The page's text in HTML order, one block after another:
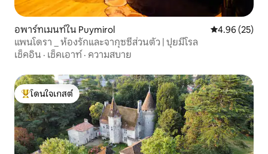
อพาร์ทเมนท์ใน Puymirol คะแนนเฉลี่ย
4.96 (25)
แพนโดรา _ ห้องรักและจากุซซี่ส่วนตัว | ปุยมีโรล
เช็คอิน · เช็คเอาท์ · ความสบาย
โดนใจเกสต์ที่สุด
โดนใจเกสต์